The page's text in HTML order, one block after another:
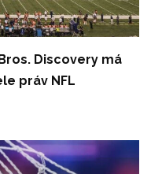
Discovery má
práv NFL